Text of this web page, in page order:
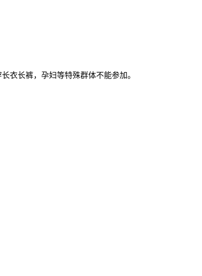
衣长裤，孕妇等特殊群体不能参加。